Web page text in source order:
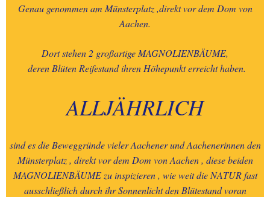
Genau genommen am Münsterplatz ,direkt vor dem Dom von
Aachen.
Dort stehen 2 großartige MAGNOLIENBÄUME,
deren Blüten Reifestand ihren Höhepunkt erreicht haben.
ALLJÄHRLICH
sind es die Beweggründe vieler Aachener und Aachenerinnen den
Münsterplatz , direkt vor dem Dom von Aachen , diese beiden
MAGNOLIENBÄUME zu inspizieren , wie weit die NATUR fast
ausschließlich durch ihr Sonnenlicht den Blütestand voran